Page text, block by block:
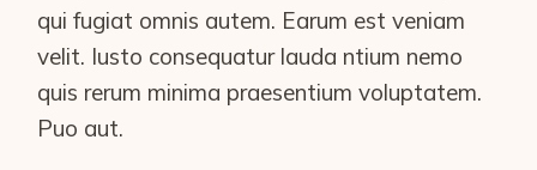
qui fugiat omnis autem. Earum est veniam
velit. Iusto consequatur lauda ntium nemo
quis rerum minima praesentium voluptatem.
Puo aut.